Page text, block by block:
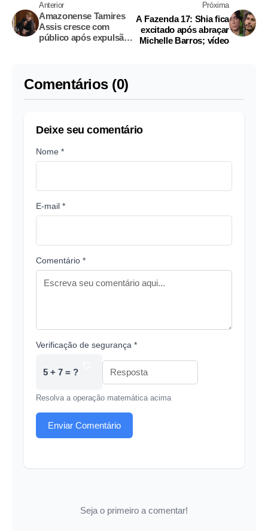
Anterior
Amazonense Tamires
Assis cresce com
público após expulsão
Próxima
A Fazenda 17: Shia fica
excitado após abraçar
Michelle Barros; vídeo
Comentários (0)
Deixe seu comentário
Nome *
E-mail *
Comentário *
Verificação de segurança *
5 + 7 = ?
Resolva a operação matemática acima
Enviar Comentário
Seja o primeiro a comentar!